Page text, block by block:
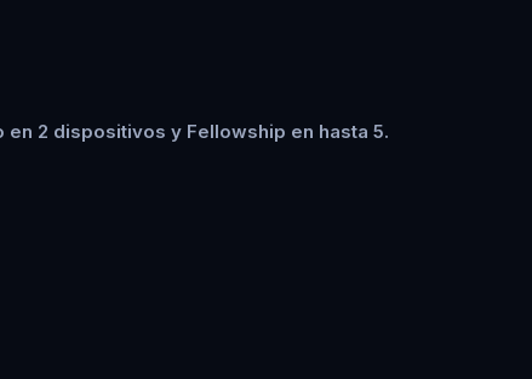
2 dispositivos y Fellowship en hasta 5.